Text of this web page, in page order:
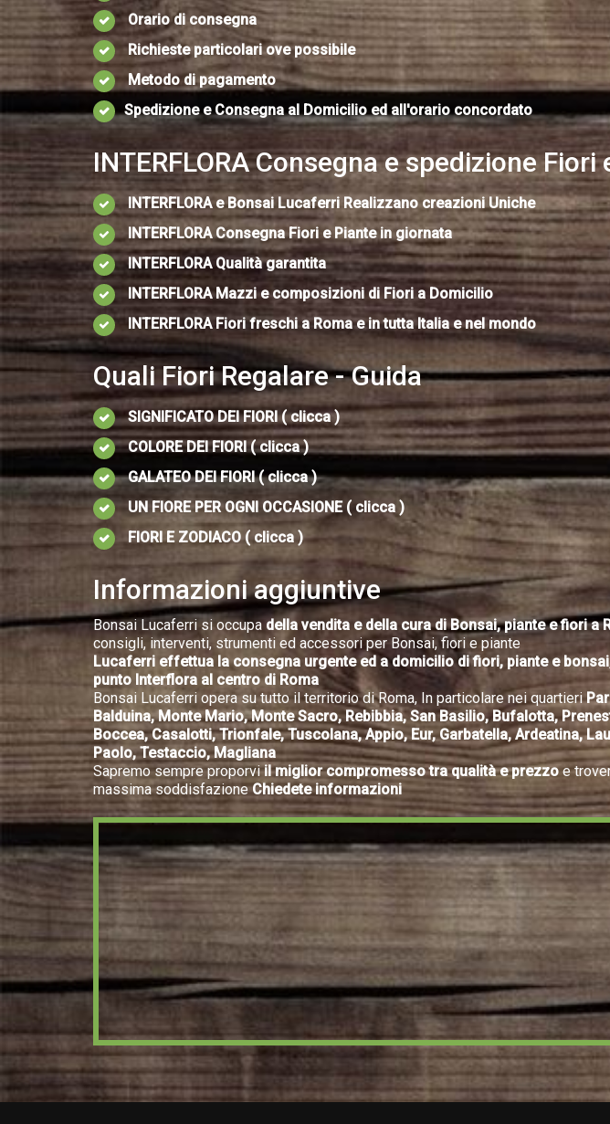
Orario di consegna
Richieste particolari ove possibile
Metodo di pagamento
Spedizione e Consegna al Domicilio ed all'orario concordato
INTERFLORA Consegna e spedizione Fiori
INTERFLORA e Bonsai Lucaferri Realizzano creazioni Uniche
INTERFLORA Consegna Fiori e Piante in giornata
INTERFLORA Qualità garantita
INTERFLORA Mazzi e composizioni di Fiori a Domicilio
INTERFLORA Fiori freschi a Roma e in tutta Italia e nel mondo
Quali Fiori Regalare - Guida
SIGNIFICATO DEI FIORI ( clicca )
COLORE DEI FIORI ( clicca )
GALATEO DEI FIORI ( clicca )
UN FIORE PER OGNI OCCASIONE ( clicca )
FIORI E ZODIACO ( clicca )
Informazioni aggiuntive
Bonsai Lucaferri si occupa della vendita e della cura di Bonsai, piante e fiori a
consigli, interventi, strumenti ed accessori per Bonsai, fiori e piante
Lucaferri effettua la consegna urgente ed a domicilio di fiori, piante e
punto Interflora al centro di Roma
Bonsai Lucaferri opera su tutto il territorio di Roma, In particolare nei quartieri
Balduina, Monte Mario, Monte Sacro, Rebibbia, San Basilio, Bufalotta,
Boccea, Casalotti, Trionfale, Tuscolana, Appio, Eur, Garbatella, Ardeatina,
Paolo, Testaccio, Magliana
Sapremo sempre proporviil miglior compromesso tra qualità e prezzoe
massima soddisfazioneChiedete informazioni